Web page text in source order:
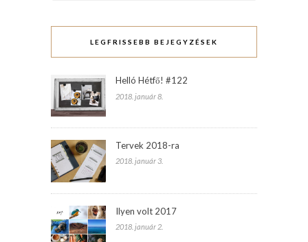
LEGFRISSEBB BEJEGYZÉSEK
Helló Hétfő! #122
2018. január 8.
Tervek 2018-ra
2018. január 3.
Ilyen volt 2017
2018. január 2.